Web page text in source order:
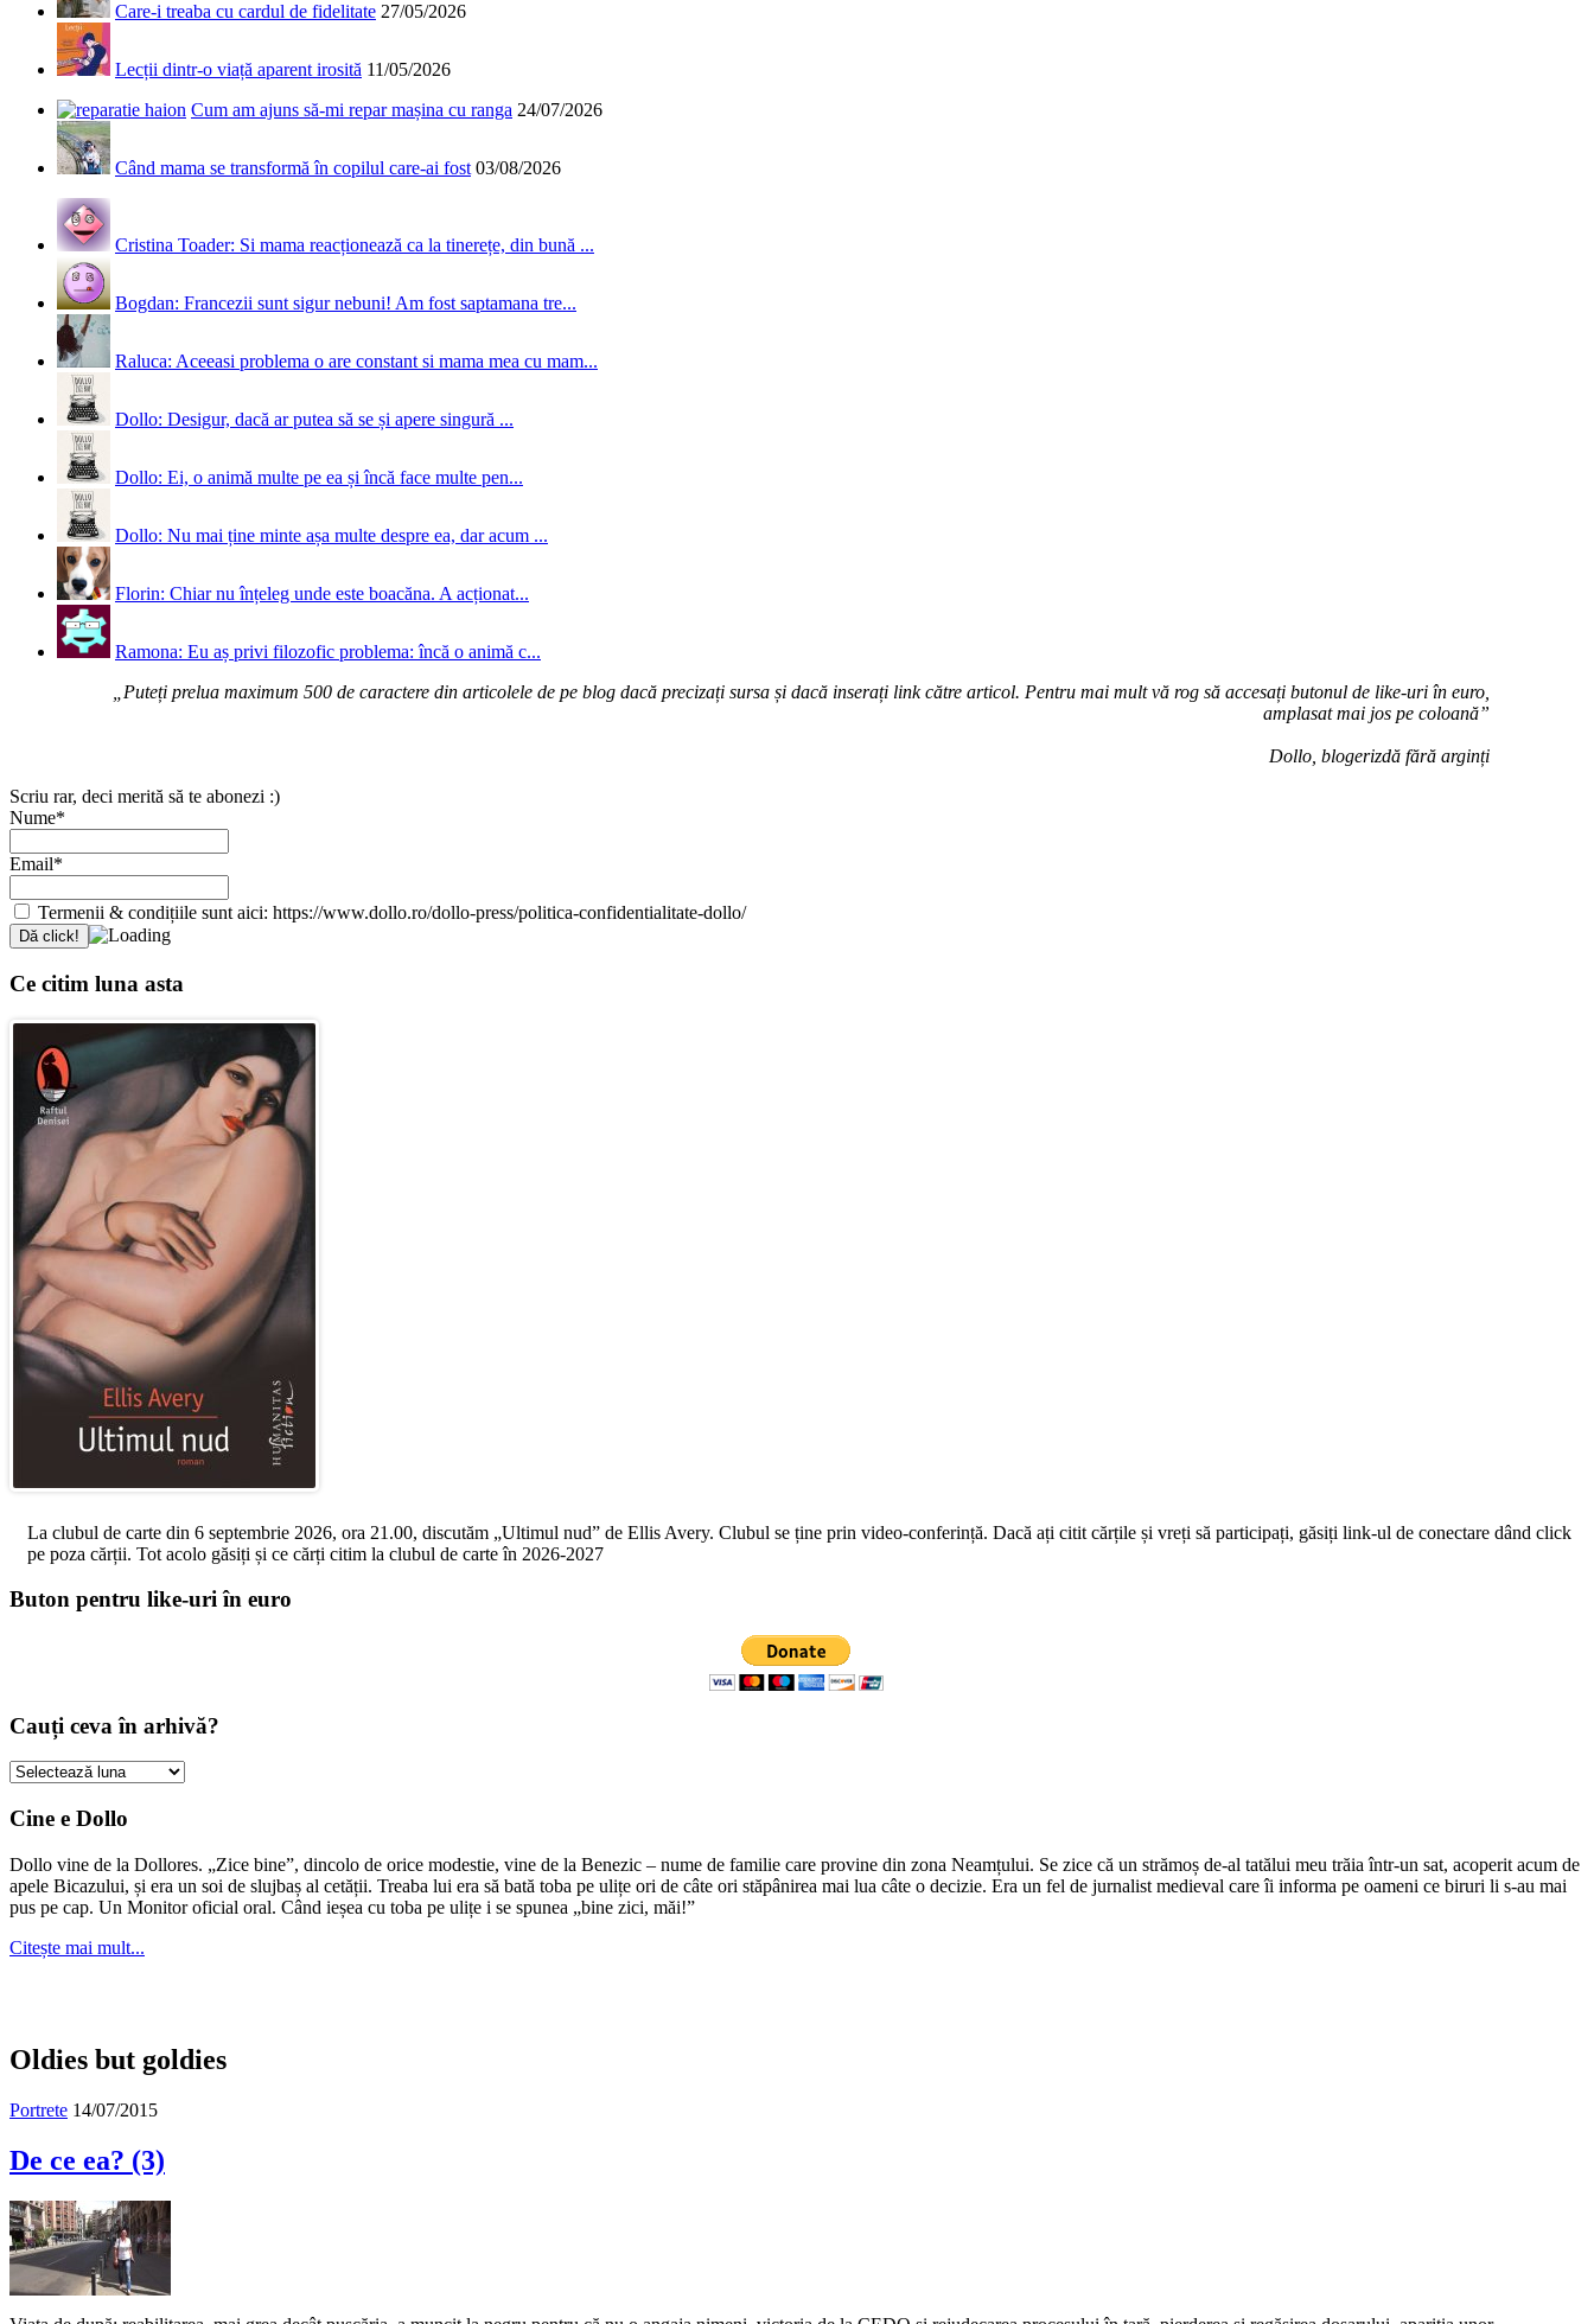
Care-i treaba cu cardul de fidelitate 27/05/2026
Lecții dintr-o viață aparent irosită 11/05/2026
Cum am ajuns să-mi repar mașina cu ranga 24/07/2026
Când mama se transformă în copilul care-ai fost 03/08/2026
Cristina Toader: Si mama reacționează ca la tinerețe, din bună ...
Bogdan: Francezii sunt sigur nebuni! Am fost saptamana tre...
Raluca: Aceeasi problema o are constant si mama mea cu mam...
Dollo: Desigur, dacă ar putea să se și apere singură ...
Dollo: Ei, o animă multe pe ea și încă face multe pen...
Dollo: Nu mai ține minte așa multe despre ea, dar acum ...
Florin: Chiar nu înțeleg unde este boacăna. A acționat...
Ramona: Eu aș privi filozofic problema: încă o animă c...
„Puteți prelua maximum 500 de caractere din articolele de pe blog dacă precizați sursa și dacă inserați link către articol. Pentru mai mult vă rog să accesați butonul de like-uri în euro,
amplasat mai jos pe coloană”
Dollo, blogerizdă fără arginți
Scriu rar, deci merită să te abonezi :)
Nume*
Email*
Termenii & condițiile sunt aici: https://www.dollo.ro/dollo-press/politica-confidentialitate-dollo/
Ce citim luna asta
La clubul de carte din 6 septembrie 2026, ora 21.00, discutăm „Ultimul nud” de Ellis Avery. Clubul se ține prin video-conferință. Dacă ați citit cărțile și vreți să participați, găsiți link-ul de conectare dând click
pe poza cărții. Tot acolo găsiți și ce cărți citim la clubul de carte în 2026-2027
Buton pentru like-uri în euro
Cauți ceva în arhivă?
Cauți
în
Cine e Dollo
Dollo vine de la Dollores. „Zice bine”, dincolo de orice modestie, vine de la Benezic – nume de familie care provine din zona Neamțului. Se zice că un strămoș de-al tatălui meu trăia într-un sat, acoperit acum de
apele Bicazului, și era un soi de slujbaș al cetății. Treaba lui era să bată toba pe ulițe ori de câte ori stăpânirea mai lua câte o decizie. Era un fel de jurnalist medieval care îi informa pe oameni ce biruri li s-au mai
pus pe cap. Un Monitor oficial oral. Când ieșea cu toba pe ulițe i se spunea „bine zici, măi!”
Citește mai mult...
Oldies but goldies
Portrete 14/07/2015
De ce ea? (3)